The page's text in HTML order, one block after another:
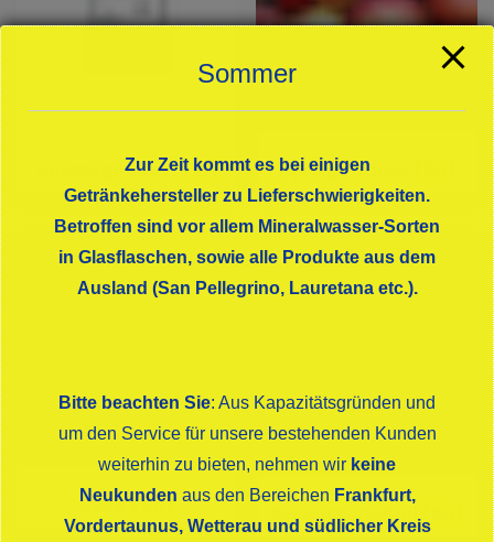
Unkategorisiert(21) Apfelgetränke
Biere(101) Biere alkoholfrei
Sommer
Zur Zeit kommt es bei einigen
Getränkehersteller zu Lieferschwierigkeiten.
Betroffen sind vor allem Mineralwasser-Sorten
in Glasflaschen, sowie alle Produkte aus dem
Ausland (San Pellegrino, Lauretana etc.).
Bitte beachten Sie: Aus Kapazitätsgründen und
um den Service für unsere bestehenden Kunden
weiterhin zu bieten, nehmen wir keine
Neukunden aus den Bereichen Frankfurt,
Vordertaunus, Wetterau und südlicher Kreis